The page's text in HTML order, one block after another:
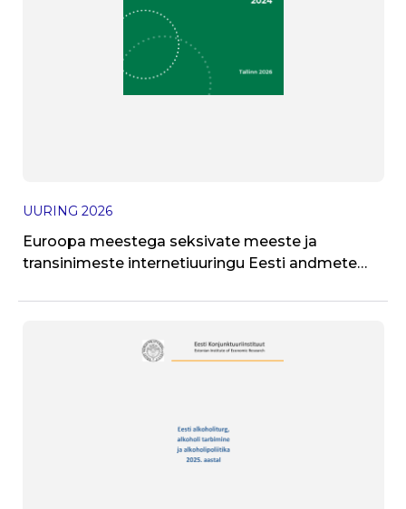
UURING 2026
Euroopa meestega seksivate meeste ja
transinimeste internetiuuringu Eesti andmete